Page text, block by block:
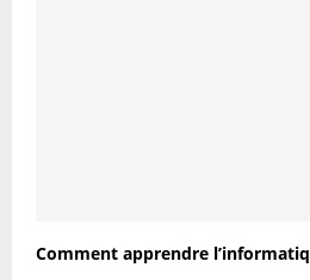
Comment apprendre